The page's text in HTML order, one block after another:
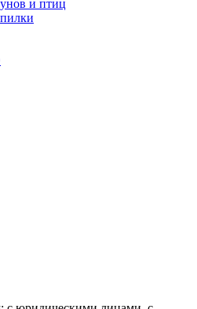
и птиц